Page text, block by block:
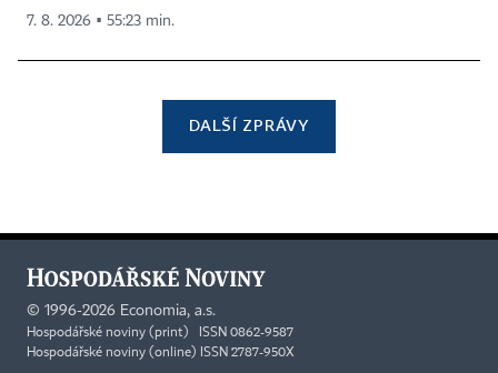
7. 8. 2026 ▪ 55:23 min.
DALŠÍ ZPRÁVY
© 1996-2026 Economia, a.s.
Hospodářské noviny (print) ISSN 0862-9587
Hospodářské noviny (online) ISSN 2787-950X